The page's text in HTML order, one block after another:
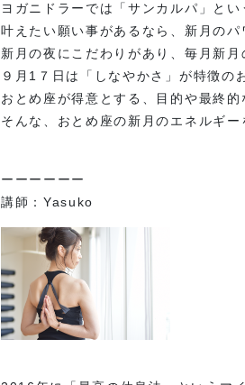
ヨガニドラーでは「サンカルパ」と
叶えたい願い事があるなら、新月の
新月の夜にこだわりがあり、毎月新
９月1７日は「しなやかさ」が特徴の
おとめ座が得意とする、目的や最終
そんな、おとめ座の新月のエネルギ
ーーーーーー
講師：Yasuko